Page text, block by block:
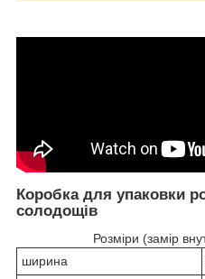
Коробка для упаковки
солодощів
Розміри (замір
ширина